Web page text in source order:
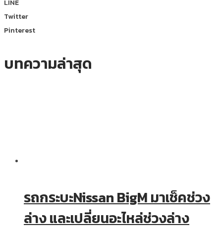
LINE
Twitter
Pinterest
บทความล่าสุด
รถกระบะNissan BigM มาเช็คช่วง
ล่าง และเปลี่ยนอะไหล่ช่วงล่าง